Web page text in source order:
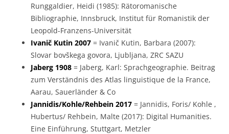
Runggaldier, Heidi (1985): Rätoromanische
Bibliographie, Innsbruck, Institut für Romanistik der
Leopold-Franzens-Universität
Ivanič Kutin 2007 = Ivanič Kutin, Barbara (2007):
Slovar bovškega govora, Ljubljana, ZRC SAZU
Jaberg 1908 = Jaberg, Karl: Sprachgeographie. Beitrag
zum Verständnis des Atlas linguistique de la France,
Aarau, Sauerländer & Co
Jannidis/Kohle/Rehbein 2017 = Jannidis, Foris/ Kohle ,
Hubertus/ Rehbein, Malte (2017): Digital Humanities.
Eine Einführung, Stuttgart, Metzler